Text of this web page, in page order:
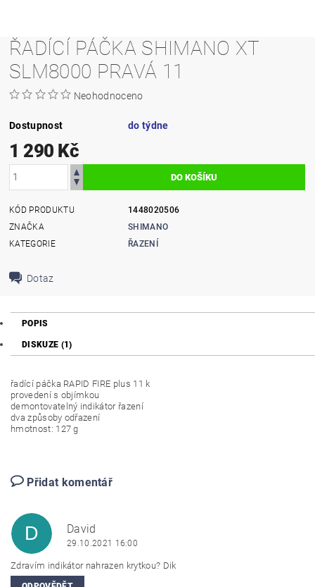
ŘADÍCÍ PÁČKA SHIMANO XT
SLM8000 PRAVÁ 11
Neohodnoceno
Dostupnost do týdne
1 290 Kč
KÓD PRODUKTU
1448020506
ZNAČKA
SHIMANO
KATEGORIE
ŘAZENÍ
Dotaz
POPIS
DISKUZE (1)
řadící páčka RAPID FIRE plus 11 k
provedení s objímkou
demontovatelný indikátor řazení
dva způsoby odřazení
hmotnost: 127 g
Přidat komentář
D David
29.10.2021 16:00
Zdravím indikátor nahrazen krytkou? Dik